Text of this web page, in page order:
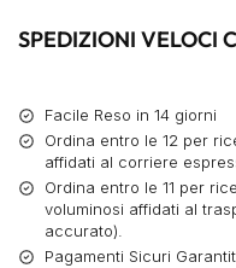
SPEDIZIONI VELOCI
Facile Reso in 14 giorni
Ordina entro le 12 per
affidati al corriere
Ordina entro le 11 per
voluminosi affidati al
accurato).
Pagamenti Sicuri